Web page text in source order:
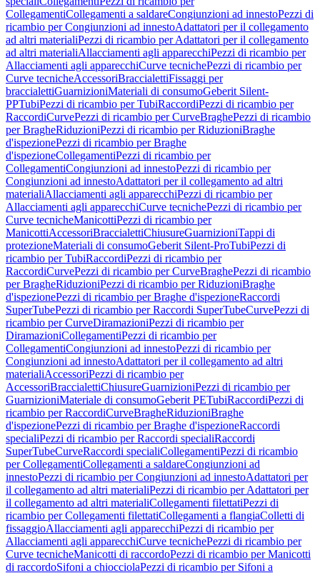
CollegamentiCollegamenti a saldareCongiunzioni ad innestoPezzi di
ricambio per Congiunzioni ad innestoAdattatori per il collegamento
ad altri materialiPezzi di ricambio per Adattatori per il collegamento
ad altri materialiAllacciamenti agli apparecchiPezzi di ricambio per
Allacciamenti agli apparecchiCurve tecnichePezzi di ricambio per
Curve tecnicheAccessoriBraccialettiFissaggi per
braccialettiGuarnizioniMateriali di consumoGeberit Silent-
PPTubiPezzi di ricambio per TubiRaccordiPezzi di ricambio per
RaccordiCurvePezzi di ricambio per CurveBraghePezzi di ricambio
per BragheRiduzioniPezzi di ricambio per RiduzioniBraghe
d'ispezionePezzi di ricambio per Braghe
d'ispezioneCollegamentiPezzi di ricambio per
CollegamentiCongiunzioni ad innestoPezzi di ricambio per
Congiunzioni ad innestoAdattatori per il collegamento ad altri
materialiAllacciamenti agli apparecchiPezzi di ricambio per
Allacciamenti agli apparecchiCurve tecnichePezzi di ricambio per
Curve tecnicheManicottiPezzi di ricambio per
ManicottiAccessoriBraccialettiChiusureGuarnizioniTappi di
protezioneMateriali di consumoGeberit Silent-ProTubiPezzi di
ricambio per TubiRaccordiPezzi di ricambio per
RaccordiCurvePezzi di ricambio per CurveBraghePezzi di ricambio
per BragheRiduzioniPezzi di ricambio per RiduzioniBraghe
d'ispezionePezzi di ricambio per Braghe d'ispezioneRaccordi
SuperTubePezzi di ricambio per Raccordi SuperTubeCurvePezzi di
ricambio per CurveDiramazioniPezzi di ricambio per
DiramazioniCollegamentiPezzi di ricambio per
CollegamentiCongiunzioni ad innestoPezzi di ricambio per
Congiunzioni ad innestoAdattatori per il collegamento ad altri
materialiAccessoriPezzi di ricambio per
AccessoriBraccialettiChiusureGuarnizioniPezzi di ricambio per
GuarnizioniMateriale di consumoGeberit PETubiRaccordiPezzi di
ricambio per RaccordiCurveBragheRiduzioniBraghe
d'ispezionePezzi di ricambio per Braghe d'ispezioneRaccordi
specialiPezzi di ricambio per Raccordi specialiRaccordi
SuperTubeCurveRaccordi specialiCollegamentiPezzi di ricambio
per CollegamentiCollegamenti a saldareCongiunzioni ad
innestoPezzi di ricambio per Congiunzioni ad innestoAdattatori per
il collegamento ad altri materialiPezzi di ricambio per Adattatori per
il collegamento ad altri materialiCollegamenti filettatiPezzi di
ricambio per Collegamenti filettatiCollegamenti a flangiaColletti di
fissaggioAllacciamenti agli apparecchiPezzi di ricambio per
Allacciamenti agli apparecchiCurve tecnichePezzi di ricambio per
Curve tecnicheManicotti di raccordoPezzi di ricambio per Manicotti
di raccordoSifoni a chiocciolaPezzi di ricambio per Sifoni a